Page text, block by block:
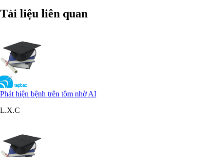
Tài liệu liên quan
Phát hiện bệnh trên tôm nhờ AI
L.X.C